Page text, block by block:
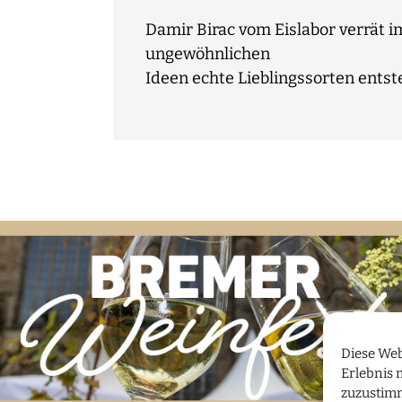
Diese
Erlebnis
Damir Birac vom Eislabor verrät
ungewöhnlichen
Ideen echte Lieblingssorten